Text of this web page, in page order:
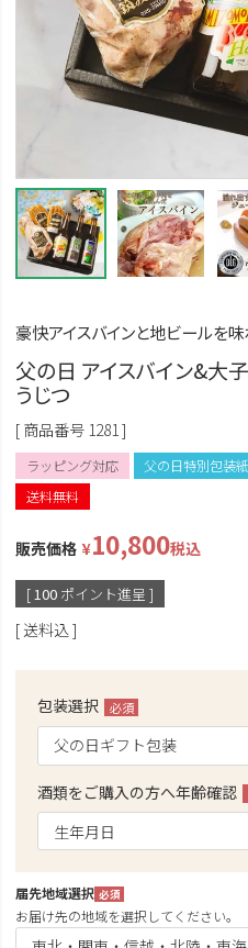
豪快アイスバインと地ビールを味
父の日 アイスバイン&大
うじつ
商品番号 1281
ラッピング対応 父の日特別包装紙
送料無料
販売価格 ¥10,800税込
[100 ポイント進呈 ]
送料込
包装選択
(必
須)
酒類をご購入の方へ年齢確認
届先地域選択
(必
須)
お届け先の地域を選択してください。